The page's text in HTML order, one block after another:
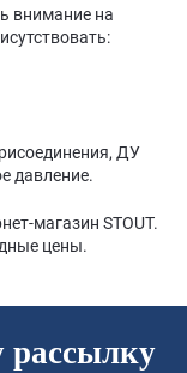
внимание на
ДУ
давление.
магазин STOUT.
цены.